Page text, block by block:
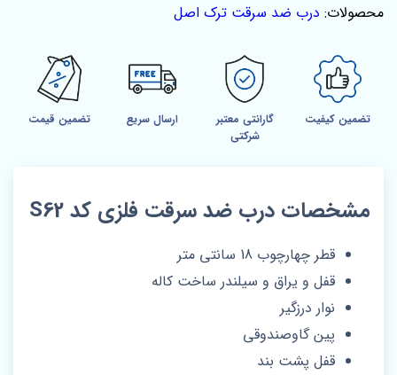
محصولات: درب ضد سرقت ترک اصل
تضمین کیفیت
گارانتی معتبر
شرکتی
ارسال سریع تضمین قیمت
مشخصات درب ضد سرقت فلزی کد S62
قطر چهارچوب 18 سانتی متر
قفل و یراق و سیلندر ساخت کاله
نوار درزگیر
پین گاوصندوقی
قفل پشت بند